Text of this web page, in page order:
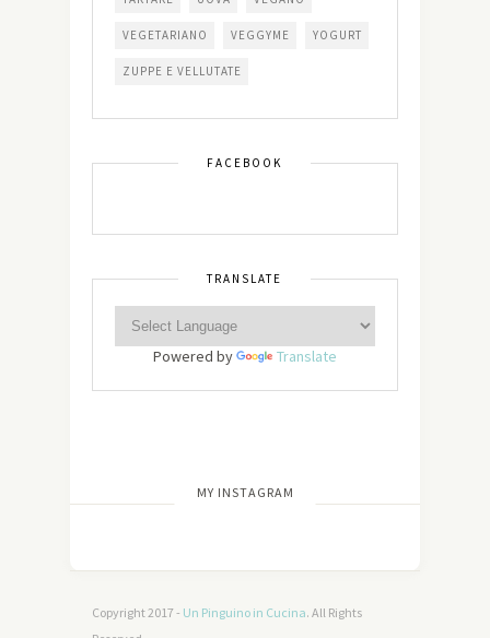
VEGETARIANO VEGGYME YOGURT
ZUPPE E VELLUTATE
FACEBOOK
TRANSLATE
Powered by Translate
MY INSTAGRAM
[wdi_feed id=”2″]
Copyright 2017 - Un Pinguino in Cucina. All Rights